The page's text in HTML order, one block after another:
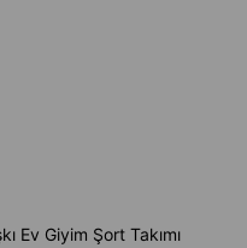
Ev Giyim Şort Takımı